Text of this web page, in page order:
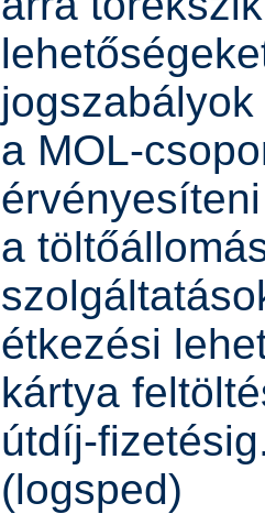
a MOL-
a
étkezési
kártya
útdíj-
(logsped)